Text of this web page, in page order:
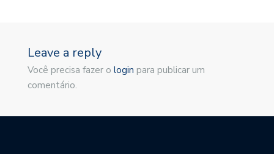
Leave a reply
Você precisa fazer o login para publicar um
comentário.